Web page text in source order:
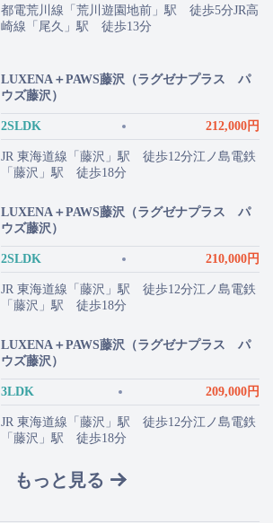
都電荒川線「荒川遊園地前」駅 徒歩5分JR高
崎線「尾久」駅 徒歩13分
LUXENA＋PAWS藤沢（ラグゼナプラス パ
ウズ藤沢）
2SLDK 212,000円
JR 東海道線「藤沢」駅 徒歩12分江ノ島電鉄
「藤沢」駅 徒歩18分
LUXENA＋PAWS藤沢（ラグゼナプラス パ
ウズ藤沢）
2SLDK 210,000円
JR 東海道線「藤沢」駅 徒歩12分江ノ島電鉄
「藤沢」駅 徒歩18分
LUXENA＋PAWS藤沢（ラグゼナプラス パ
ウズ藤沢）
3LDK 209,000円
JR 東海道線「藤沢」駅 徒歩12分江ノ島電鉄
「藤沢」駅 徒歩18分
もっと見る